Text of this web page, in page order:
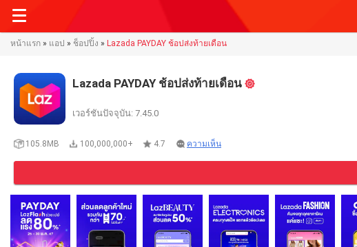
หน้าแรก » แอป » ช็อปปิ้ง » Lazada PAYDAY ช้อปส่งท้ายเดือน
Lazada PAYDAY ช้อปส่งท้ายเดือน
เวอร์ชันปัจจุบัน: 7.45.0
105.8MB 100,000,000+ 4.7 ความเห็น